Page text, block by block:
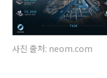
사진 출처: neom.com